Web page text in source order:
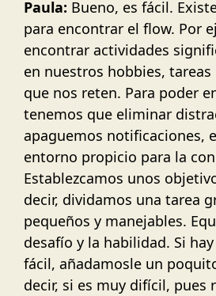
Paula: Bueno, es fácil.
para encontrar el flow. Por
encontrar actividades
en nuestros hobbies,
que nos reten. Para poder
tenemos que eliminar
apaguemos notificaciones,
entorno propicio para la
Establezcamos unos
decir, dividamos una tarea
pequeños y manejables.
desafío y la habilidad. Si
fácil, añadamosle un
decir, si es muy difícil, pues